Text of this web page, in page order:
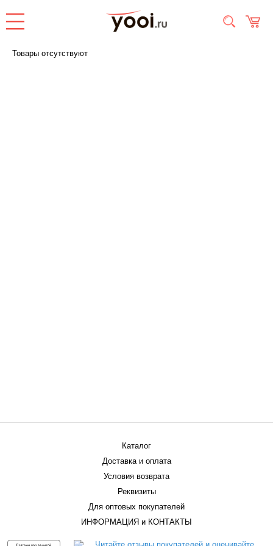
Товары отсутствуют
Каталог
Доставка и оплата
Условия возврата
Реквизиты
Для оптовых покупателей
ИНФОРМАЦИЯ и КОНТАКТЫ